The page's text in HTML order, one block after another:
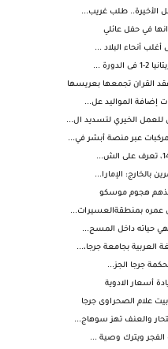
الأخيرة.. طلب غريب...
في حفل عائلي
أنحاء البلاد ...
...
القران تجمعها بعريسها
إضافة المواليد عل...
الخيري لتسديد ال...
عبر منصة أبشر في...
بالخارج: الإمارا...
هجوم موسكو
عمره بمنطقةالعسيرات...
حياته داخل المسج...
بجامعة جرجا،...
جرجا الجز...
أسعار الادوية
علام الصحراوى جرجا
والعنف تهز سوهاج...
الفجر ويترك وصية ...